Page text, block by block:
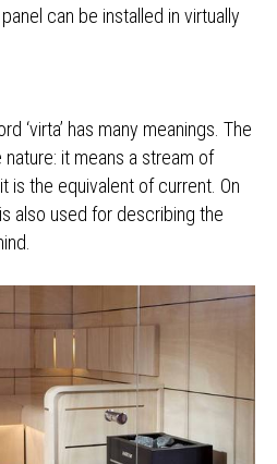
can be installed in virtually
‘virta’ has many meanings. The
it means a stream of
is the equivalent of current. On
also used for describing the